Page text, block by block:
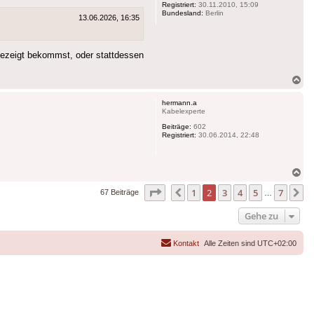
Registriert: 30.11.2010, 15:09
Bundesland: Berlin
13.06.2026, 16:35
bekommst, oder stattdessen
hermann.a
Kabelexperte
Beiträge: 602
Registriert: 30.06.2014, 22:48
67 Beiträge Seite von7
Vorherige
1 2 3 4 5 7
Gehe zu
Alle Zeiten sind UTC+02:00
Kontakt